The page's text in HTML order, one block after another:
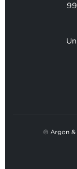
© Argon &